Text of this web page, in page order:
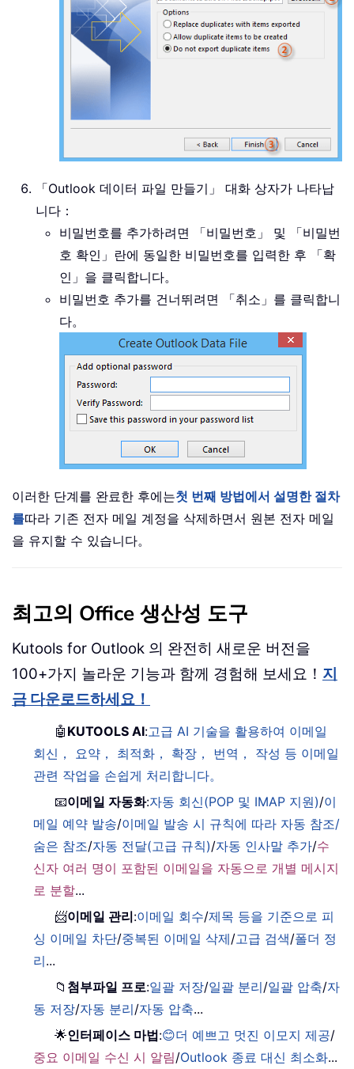
「Outlook 데이터 파일 만들기」 대화 상자가 나타납
니다：
비밀번호를 추가하려면 「비밀번호」 및 「비밀번
호 확인」란에 동일한 비밀번호를 입력한 후 「확
인」을 클릭합니다。
비밀번호 추가를 건너뛰려면 「취소」를 클릭합니
다。
이러한 단계를 완료한 후에는첫 번째 방법에서 설명한 절차
를따라 기존 전자 메일 계정을 삭제하면서 원본 전자 메일
을 유지할 수 있습니다。
최고의 Office 생산성 도구
Kutools for Outlook 의 완전히 새로운 버전을
100+가지 놀라운 기능과 함께 경험해 보세요！ 지
금 다운로드하세요！
🤖 KUTOOLS AI:고급 AI 기술을 활용하여 이메일
회신， 요약， 최적화， 확장， 번역， 작성 등 이메일
관련 작업을 손쉽게 처리합니다。
📧이메일 자동화:자동 회신(POP 및 IMAP 지원)/이
메일 예약 발송/이메일 발송 시 규칙에 따라 자동 참조/
숨은 참조/자동 전달(고급 규칙)/자동 인사말 추가/수
신자 여러 명이 포함된 이메일을 자동으로 개별 메시지
로 분할...
📨이메일 관리:이메일 회수/제목 등을 기준으로 피
싱 이메일 차단/중복된 이메일 삭제/고급 검색/폴더 정
리...
📁 첨부파일 프로:일괄 저장/일괄 분리/일괄 압축/자
동 저장/자동 분리/자동 압축...
🌟인터페이스 마법:😊더 예쁘고 멋진 이모지 제공/
중요 이메일 수신 시 알림/Outlook 종료 대신 최소화...